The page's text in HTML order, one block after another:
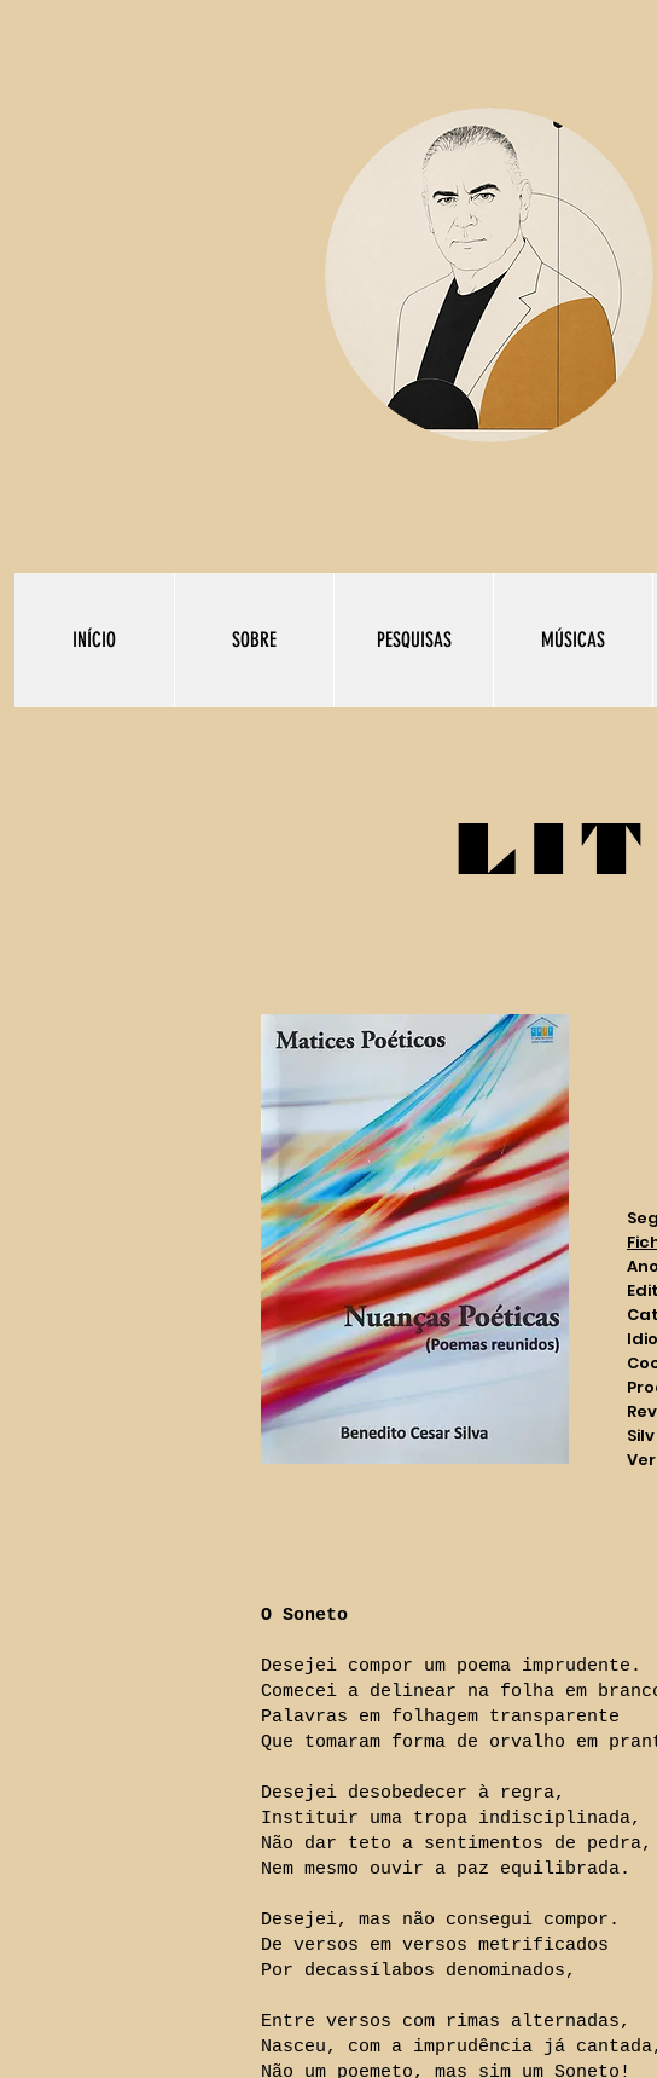
INÍCIO SOBRE PESQUISAS MÚSICAS
O Soneto
Desejei compor um poema imprudente.
Comecei a delinear na folha em
Palavras em folhagem transparente
Que tomaram forma de orvalho em
Desejei desobedecer à regra,
Instituir uma tropa indisciplinada,
Não dar teto a sentimentos de pedra,
Nem mesmo ouvir a paz equilibrada.
Desejei, mas não consegui compor.
De versos em versos metrificados
Por decassílabos denominados,
Entre versos com rimas alternadas,
Nasceu, com a imprudência já cantada,
Não um poemeto, mas sim um Soneto!